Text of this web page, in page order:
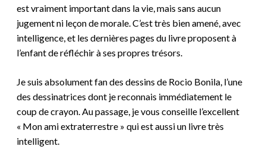
est vraiment important dans la vie, mais sans aucun
jugement ni leçon de morale. C’est très bien amené, avec
intelligence, et les dernières pages du livre proposent à
l’enfant de réfléchir à ses propres trésors.
Je suis absolument fan des dessins de Rocio Bonila, l’une
des dessinatrices dont je reconnais immédiatement le
coup de crayon. Au passage, je vous conseille l’excellent
« Mon ami extraterrestre » qui est aussi un livre très
intelligent.